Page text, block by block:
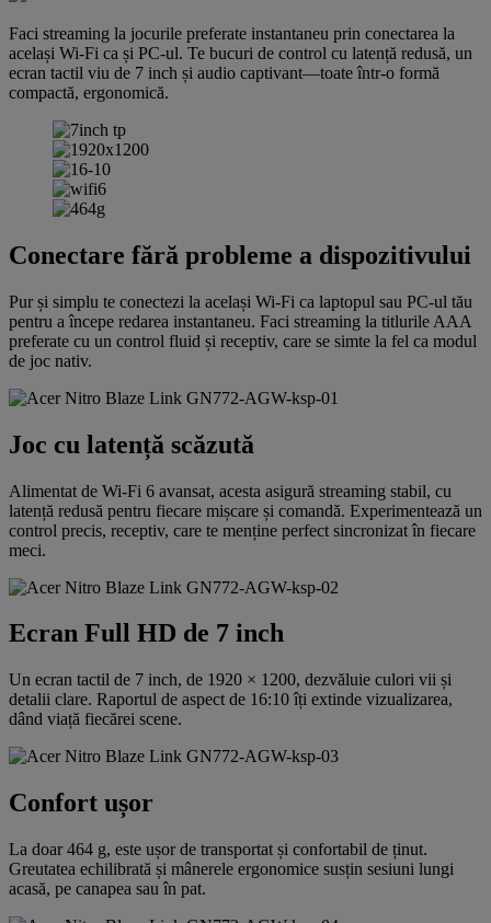
Faci streaming la jocurile preferate instantaneu prin conectarea la
același Wi-Fi ca și PC-ul. Te bucuri de control cu latență redusă, un
ecran tactil viu de 7 inch și audio captivant—toate într-o formă
compactă, ergonomică.
Conectare fără probleme a dispozitivului
Pur și simplu te conectezi la același Wi-Fi ca laptopul sau PC-ul tău
pentru a începe redarea instantaneu. Faci streaming la titlurile AAA
preferate cu un control fluid și receptiv, care se simte la fel ca modul
de joc nativ.
Joc cu latență scăzută
Alimentat de Wi-Fi 6 avansat, acesta asigură streaming stabil, cu
latență redusă pentru fiecare mișcare și comandă. Experimentează un
control precis, receptiv, care te menține perfect sincronizat în fiecare
meci.
Ecran Full HD de 7 inch
Un ecran tactil de 7 inch, de 1920 × 1200, dezvăluie culori vii și
detalii clare. Raportul de aspect de 16:10 îți extinde vizualizarea,
dând viață fiecărei scene.
Confort ușor
La doar 464 g, este ușor de transportat și confortabil de ținut.
Greutatea echilibrată și mânerele ergonomice susțin sesiuni lungi
acasă, pe canapea sau în pat.